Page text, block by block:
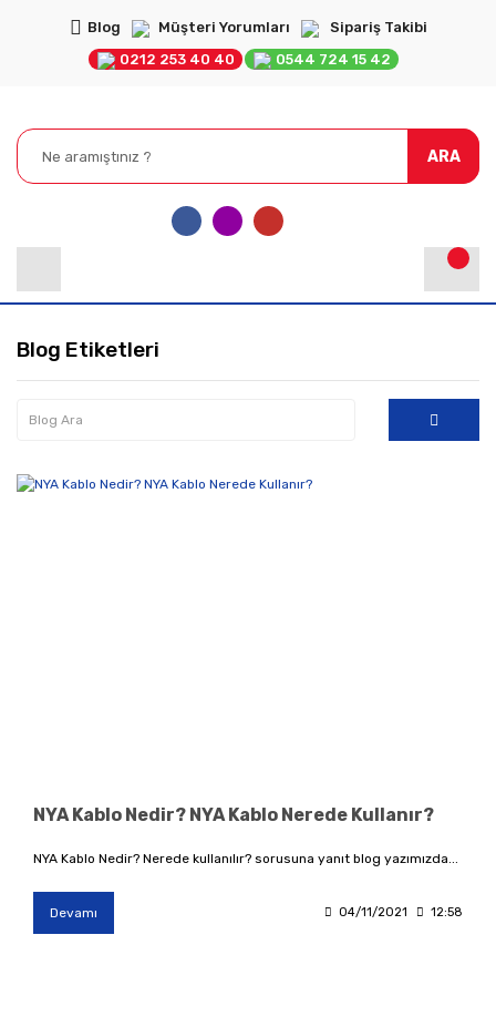
Blog Müşteri Yorumları
Sipariş Takibi
0212 253 40 40
0544 724 15 42
ARA
Blog Etiketleri
NYA Kablo Nedir? NYA Kablo Nerede Kullanır?
NYA Kablo Nedir? Nerede kullanılır? sorusuna yanıt blog yazımızda...
Devamı 04/11/2021 12:58